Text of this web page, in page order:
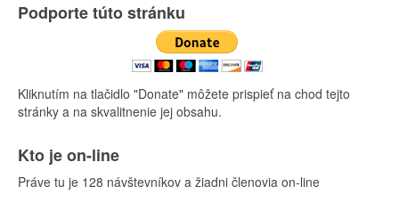
Podporte túto stránku
Kliknutím na tlačidlo "Donate" môžete prispieť na chod tejto
stránky a na skvalitnenie jej obsahu.
Kto je on-line
Práve tu je 128 návštevníkov a žiadni členovia on-line